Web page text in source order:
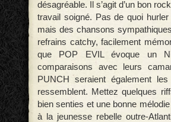
désagréable. Il s’agit d’un bon
travail soigné. Pas de quoi
mais des chansons
refrains catchy, facilement
que POP EVIL évoque un
comparaisons avec leurs
PUNCH seraient également
ressemblent. Mettez quelques
bien senties et une bonne
à la jeunesse rebelle outre-